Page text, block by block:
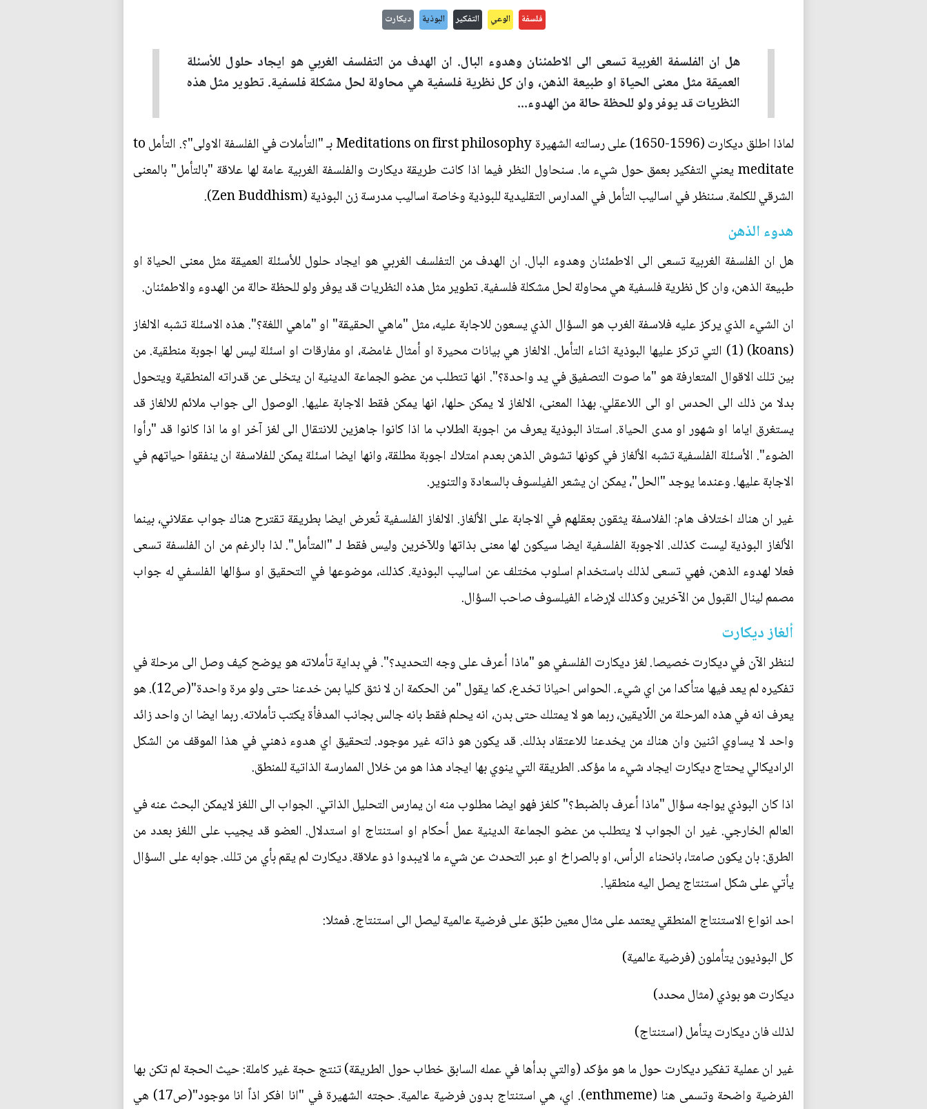
فلسفة الوعي التفكير البوذية ديكارت
هل ان الفلسفة الغربية تسعى الى الاطمئنان وهدوء البال. ان الهدف من التفلسف الغربي هو ايجاد حلول للأسئلة
العميقة مثل معنى الحياة او طبيعة الذهن، وان كل نظرية فلسفية هي محاولة لحل مشكلة فلسفية. تطوير مثل هذه
النظريات قد يوفر ولو للحظة حالة من الهدوء...
لماذا اطلق ديكارت (1596-1650) على رسالته الشهيرة Meditations on first philosophy بـ "التأملات في الفلسفة الاولى"؟. التأمل to
meditate يعني التفكير بعمق حول شيء ما. سنحاول النظر فيما اذا كانت طريقة ديكارت والفلسفة الغربية عامة لها علاقة "بالتأمل" بالمعنى
الشرقي للكلمة. سننظر في اساليب التأمل في المدارس التقليدية للبوذية وخاصة اساليب مدرسة زن البوذية (Zen Buddhism).
هدوء الذهن
هل ان الفلسفة الغربية تسعى الى الاطمئنان وهدوء البال. ان الهدف من التفلسف الغربي هو ايجاد حلول للأسئلة العميقة مثل معنى الحياة او
طبيعة الذهن، وان كل نظرية فلسفية هي محاولة لحل مشكلة فلسفية. تطوير مثل هذه النظريات قد يوفر ولو للحظة حالة من الهدوء والاطمئنان.
ان الشيء الذي يركز عليه فلاسفة الغرب هو السؤال الذي يسعون للاجابة عليه، مثل "ماهي الحقيقة" او "ماهي اللغة؟". هذه الاسئلة تشبه الالغاز
(koans) (1) التي تركز عليها البوذية اثناء التأمل. الالغاز هي بيانات محيرة او أمثال غامضة، او مفارقات او اسئلة ليس لها اجوبة منطقية. من
بين تلك الاقوال المتعارفة هو "ما صوت التصفيق في يد واحدة؟". انها تتطلب من عضو الجماعة الدينية ان يتخلى عن قدراته المنطقية ويتحول
بدلا من ذلك الى الحدس او الى اللاعقلي. بهذا المعنى، الالغاز لا يمكن حلها، انها يمكن فقط الاجابة عليها. الوصول الى جواب ملائم للالغاز قد
يستغرق اياما او شهور او مدى الحياة. استاذ البوذية يعرف من اجوبة الطلاب ما اذا كانوا جاهزين للانتقال الى لغز آخر او ما اذا كانوا قد "رأوا
الضوء". الأسئلة الفلسفية تشبه الألغاز في كونها تشوش الذهن بعدم امتلاك اجوبة مطلقة، وانها ايضا اسئلة يمكن للفلاسفة ان ينفقوا حياتهم في
الاجابة عليها. وعندما يوجد "الحل"، يمكن ان يشعر الفيلسوف بالسعادة والتنوير.
غير ان هناك اختلاف هام: الفلاسفة يثقون بعقلهم في الاجابة على الألغاز. الالغاز الفلسفية تُعرض ايضا بطريقة تقترح هناك جواب عقلاني، بينما
الألغاز البوذية ليست كذلك. الاجوبة الفلسفية ايضا سيكون لها معنى بذاتها وللآخرين وليس فقط لـ "المتأمل". لذا بالرغم من ان الفلسفة تسعى
فعلا لهدوء الذهن، فهي تسعى لذلك باستخدام اسلوب مختلف عن اساليب البوذية. كذلك، موضوعها في التحقيق او سؤالها الفلسفي له جواب
مصمم لينال القبول من الآخرين وكذلك لإرضاء الفيلسوف صاحب السؤال.
ألغاز ديكارت
لننظر الآن في ديكارت خصيصا. لغز ديكارت الفلسفي هو "ماذا أعرف على وجه التحديد؟". في بداية تأملاته هو يوضح كيف وصل الى مرحلة في
تفكيره لم يعد فيها متأكدا من اي شيء. الحواس احيانا تخدع، كما يقول "من الحكمة ان لا نثق كليا بمن خدعنا حتى ولو مرة واحدة"(ص12). هو
يعرف انه في هذه المرحلة من اللّايقين، ربما هو لا يمتلك حتى بدن، انه يحلم فقط بانه جالس بجانب المدفأة يكتب تأملاته. ربما ايضا ان واحد زائد
واحد لا يساوي اثنين وان هناك من يخدعنا للاعتقاد بذلك. قد يكون هو ذاته غير موجود. لتحقيق اي هدوء ذهني في هذا الموقف من الشكل
الراديكالي يحتاج ديكارت ايجاد شيء ما مؤكد. الطريقة التي ينوي بها ايجاد هذا هو من خلال الممارسة الذاتية للمنطق.
اذا كان البوذي يواجه سؤال "ماذا أعرف بالضبط؟" كلغز فهو ايضا مطلوب منه ان يمارس التحليل الذاتي. الجواب الى اللغز لايمكن البحث عنه في
العالم الخارجي. غير ان الجواب لا يتطلب من عضو الجماعة الدينية عمل أحكام او استنتاج او استدلال. العضو قد يجيب على اللغز بعدد من
الطرق: بان يكون صامتا، بانحناء الرأس، او بالصراخ او عبر التحدث عن شيء ما لايبدوا ذو علاقة. ديكارت لم يقم بأي من تلك. جوابه على السؤال
يأتي على شكل استنتاج يصل اليه منطقيا.
احد انواع الاستنتاج المنطقي يعتمد على مثال معين طبّق على فرضية عالمية ليصل الى استنتاج. فمثلا:
كل البوذيون يتأملون (فرضية عالمية)
ديكارت هو بوذي (مثال محدد)
لذلك فان ديكارت يتأمل (استنتاج)
غير ان عملية تفكير ديكارت حول ما هو مؤكد (والتي بدأها في عمله السابق خطاب حول الطريقة) تنتج حجة غير كاملة: حيث الحجة لم تكن بها
الفرضية واضحة وتسمى هنا (enthmeme). اي، هي استنتاج بدون فرضية عالمية. حجته الشهيرة في "انا افكر اذاً انا موجود"(ص17) هي